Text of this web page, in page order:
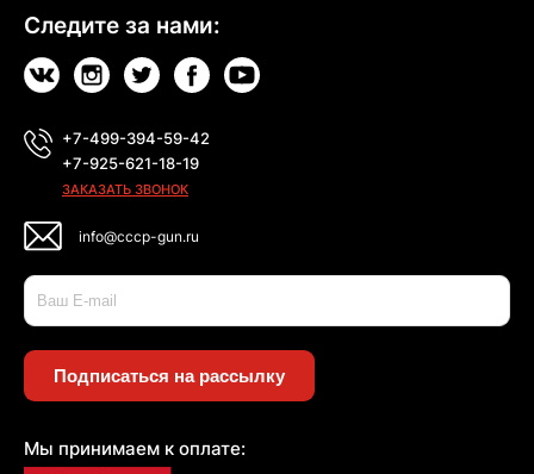
Следите за нами:
+7-499-394-59-42
+7-925-621-18-19
ЗАКАЗАТЬ ЗВОНОК
info@cccp-gun.ru
Подписаться на рассылку
Мы принимаем к оплате: